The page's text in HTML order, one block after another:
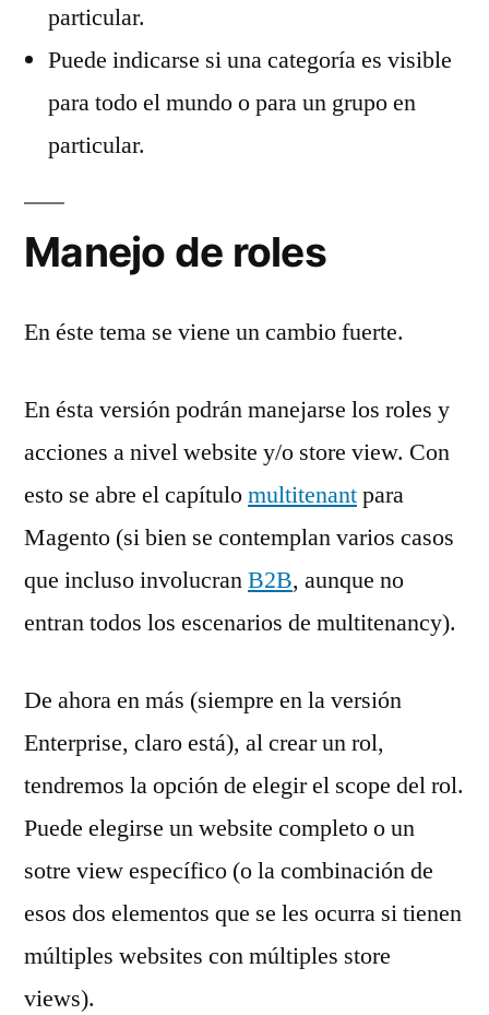
particular.
Puede indicarse si una categoría es visible
para todo el mundo o para un grupo en
particular.
Manejo de roles
En éste tema se viene un cambio fuerte.
En ésta versión podrán manejarse los roles y
acciones a nivel website y/o store view. Con
esto se abre el capítulomultitenantpara
Magento (si bien se contemplan varios casos
que incluso involucranB2B, aunque no
entran todos los escenarios de multitenancy).
De ahora en más (siempre en la versión
Enterprise, claro está), al crear un rol,
tendremos la opción de elegir el scope del rol.
Puede elegirse un website completo o un
sotre view específico (o la combinación de
esos dos elementos que se les ocurra si tienen
múltiples websites con múltiples store
views).